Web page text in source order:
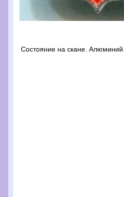
Состояние на скане.